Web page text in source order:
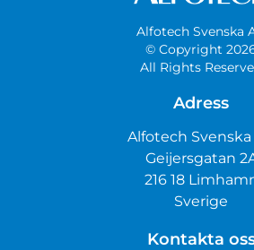
Alfotech Svenska
© Copyright
All Rights
Adress
Alfotech Svenska
Geijersgatan
216 18
Sverige
Kontakta